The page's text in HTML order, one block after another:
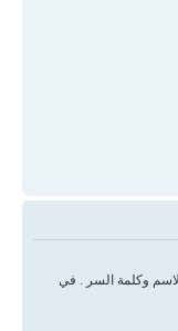
وكلمة السر . في